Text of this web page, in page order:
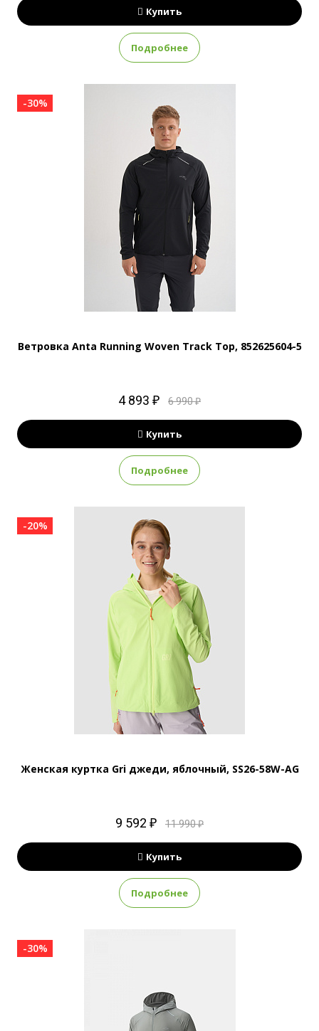
Купить
Подробнее
-30%
Ветровка Anta Running Woven Track Top, 852625604-5
4 893 ₽ 6 990 ₽
Купить
Подробнее
-20%
Женская куртка Gri джеди, яблочный, SS26-58W-AG
9 592 ₽ 11 990 ₽
Купить
Подробнее
-30%